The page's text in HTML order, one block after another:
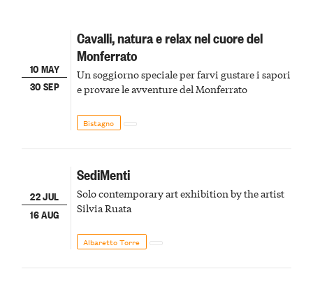
10 MAY
30 SEP
Cavalli, natura e relax nel cuore del
Monferrato
Un soggiorno speciale per farvi gustare i sapori
e provare le avventure del Monferrato
Bistagno
22 JUL
16 AUG
SediMenti
Solo contemporary art exhibition by the artist
Silvia Ruata
Albaretto Torre